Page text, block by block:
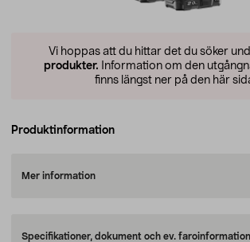
Vi hoppas att du hittar det du söker
produkter. Information om den
finns längst ner på den här
Produktinformation
Mer information
Specifikationer, dokument och ev. faroinformation